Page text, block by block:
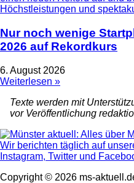
Nur noch wenige
2026 auf Rekordkurs
6. August 2026
Weiterlesen »
Texte werden mit
vor Veröffentlichung
Copyright © 2026 ms-